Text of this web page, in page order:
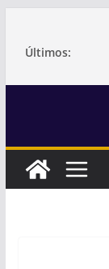
conteúdo
Últimos: